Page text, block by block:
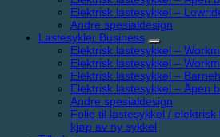
Elektrisk lastesykkel –
Andre spesialdesign
Lastesykler Business
Elektrisk lastesykkel –
Elektrisk lastesykkel –
Elektrisk lastesykkel –
Elektrisk lastesykkel – Åpen
Andre spesialdesign
Folie til lastesykkel /
kjøp av ny sykkel